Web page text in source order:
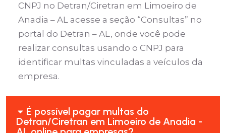
CNPJ no Detran/Ciretran em Limoeiro de
Anadia – AL acesse a seção “Consultas” no
portal do Detran – AL, onde você pode
realizar consultas usando o CNPJ para
identificar multas vinculadas a veículos da
empresa.
É possível pagar multas do
Detran/Ciretran em Limoeiro de Anadia -